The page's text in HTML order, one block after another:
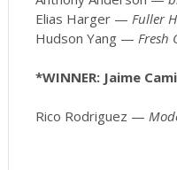
Elias Harger — Fuller
Hudson Yang — Fresh
*WINNER: Jaime
Rico Rodriguez —